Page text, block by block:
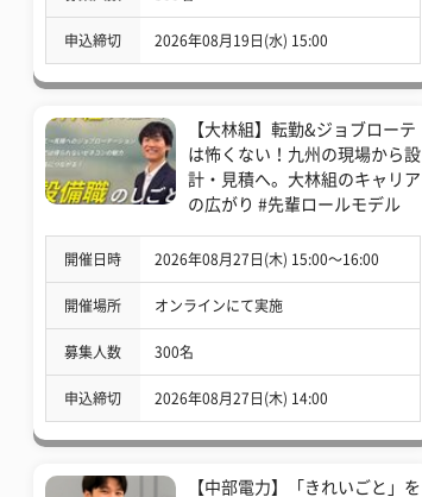
申込締切 2026年08月19日(水) 15:00
【大林組】転勤&ジョブローテ
は怖くない！九州の現場から設
計・見積へ。大林組のキャリア
の広がり #先輩ロールモデル
開催日時 2026年08月27日(木) 15:00〜16:00
開催場所 オンラインにて実施
募集人数 300名
申込締切 2026年08月27日(木) 14:00
【中部電力】「きれいごと」を